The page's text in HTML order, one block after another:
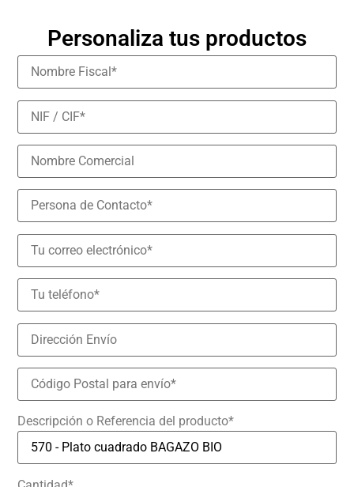
Personaliza tus productos
Descripción o Referencia del producto*